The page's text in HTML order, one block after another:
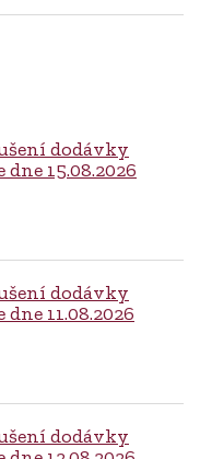
dodávky
15.08.2026
dodávky
11.08.2026
dodávky